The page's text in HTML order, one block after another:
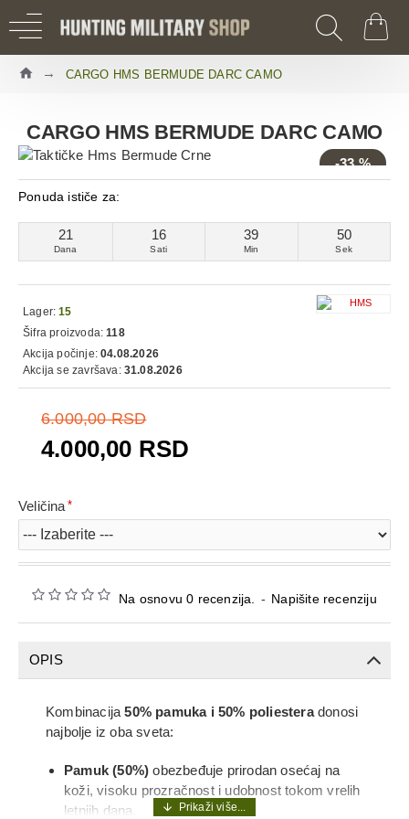
CARGO HMS BERMUDE DARC CAMO
CARGO HMS BERMUDE DARC CAMO
-33 %
Na osnovu 0 recenzija. - Napišite recenziju
Ponuda ističe za:
21
Dana
16
Sati
39
Min
49
Sek
4.000,00 RSD
6.000,00 RSD
Lager: 15
Šifra proizvoda: 118
Akcija počinje: 04.08.2026
Akcija se završava: 31.08.2026
Veličina
OPIS
Kombinacija50% pamuka i 50% poliesteradonosi
najbolje iz oba sveta:
Pamuk (50%) obezbeđuje prirodan osećaj na
koži, visoku prozračnost i udobnost tokom vrelih
letnjih dana.